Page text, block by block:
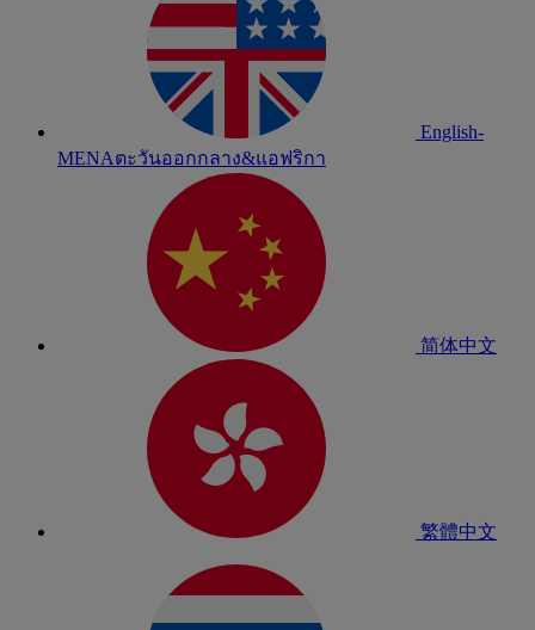
English-
MENAตะวันออกกลาง&แอฟริกา
简体中文
繁體中文